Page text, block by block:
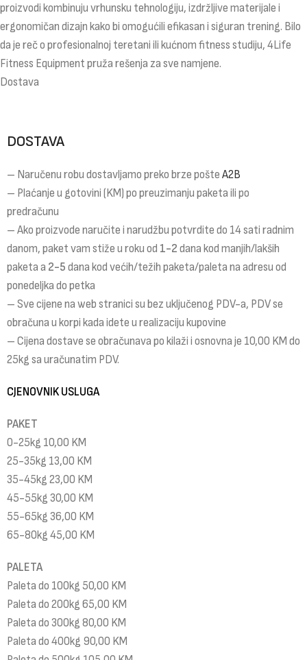
proizvodi kombinuju vrhunsku tehnologiju, izdržljive materijale i
ergonomičan dizajn kako bi omogućili efikasan i siguran trening. Bilo
da je reč o profesionalnoj teretani ili kućnom fitness studiju, 4Life
Fitness Equipment pruža rešenja za sve namjene.
Dostava
DOSTAVA
– Naručenu robu dostavljamo preko brze pošte A2B
– Plaćanje u gotovini (KM) po preuzimanju paketa ili po
predračunu
– Ako proizvode naručite i narudžbu potvrdite do 14 sati radnim
danom, paket vam stiže u roku od 1-2 dana kod manjih/lakših
paketa a 2-5 dana kod većih/težih paketa/paleta na adresu od
ponedeljka do petka
– Sve cijene na web stranici su bez uključenog PDV-a, PDV se
obračuna u korpi kada idete u realizaciju kupovine
– Cijena dostave se obračunava po kilaži i osnovna je 10,00 KM do
25kg sa uračunatim PDV.
CJENOVNIK USLUGA
PAKET
0-25kg 10,00 KM
25-35kg 13,00 KM
35-45kg 23,00 KM
45-55kg 30,00 KM
55-65kg 36,00 KM
65-80kg 45,00 KM
PALETA
Paleta do 100kg 50,00 KM
Paleta do 200kg 65,00 KM
Paleta do 300kg 80,00 KM
Paleta do 400kg 90,00 KM